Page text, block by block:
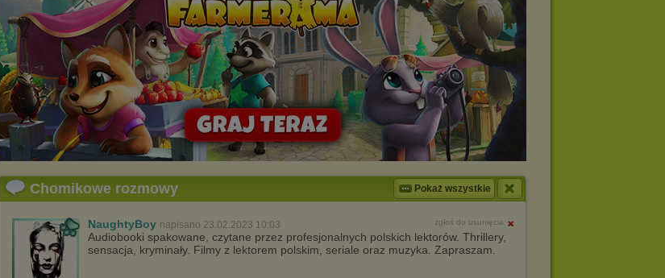
Chomikowe rozmowy Pokaż wszystkie
NaughtyBoy napisano 23.02.2023 10:03 zgłoś do usunięcia
Audiobooki spakowane, czytane przez profesjonalnych polskich lektorów. Thrillery,
sensacja, kryminały. Filmy z lektorem polskim, seriale oraz muzyka. Zapraszam.